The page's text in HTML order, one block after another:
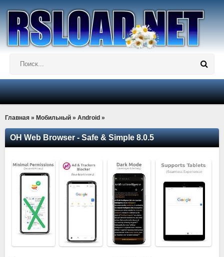
Главная » Мобильный » Android »
OH Web Browser - Safe & Simple 8.0.5